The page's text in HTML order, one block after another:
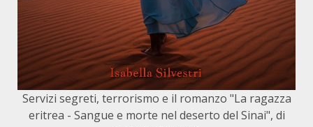
Servizi segreti, terrorismo e il romanzo "La ragazza
eritrea - Sangue e morte nel deserto del Sinai", di